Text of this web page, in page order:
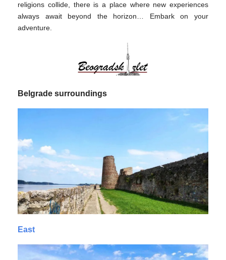
religions collide, there is a place where new experiences
always await beyond the horizon… Embark on your
adventure.
Belgrade surroundings
East